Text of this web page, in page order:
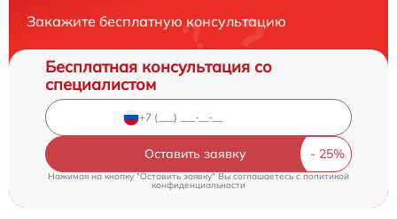
Закажите бесплатную консультацию
Бесплатная консультация со
специалистом
Оставить заявку
Нажимая на кнопку "Оставить заявку" Вы соглашаетесь cполитикой
конфиденциальности